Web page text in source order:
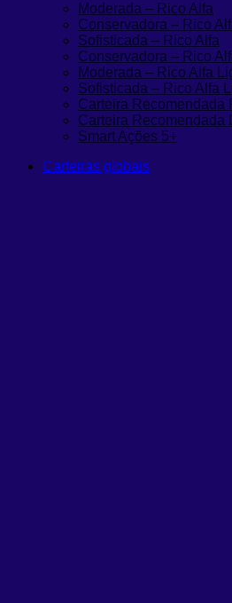
Moderada – Rico Alfa
Conservadora – Rico
Sofisticada – Rico Alfa
Conservadora – Rico
Moderada – Rico Alfa
Sofisticada – Rico Alfa
Carteira Recomendada
Carteira Recomendada
Smart Ações 5+
Carteiras globais